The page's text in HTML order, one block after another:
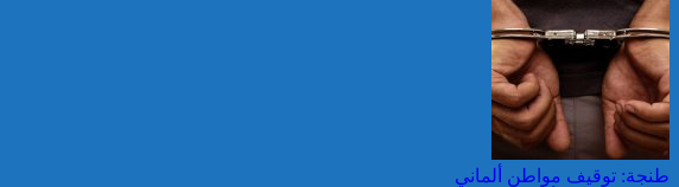
حرائق الغابات : الاتحاد
الأوروبي يعبئ إمكانياته
جلالة الملك يتوصل ببرقية
تهنئة من ولي عهد الكويت
بمناسبة عيد العرش المجيد
طنجة: توقيف مواطن ألماني